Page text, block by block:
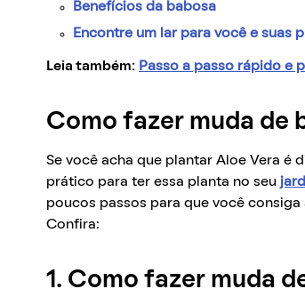
Benefícios da babosa
Encontre um lar para você e suas
Leia também: Passo a passo rápido e
Como fazer muda de
Se você acha que plantar Aloe Vera é
prático para ter essa planta no seu
poucos passos para que você
Confira:
1. Como fazer muda